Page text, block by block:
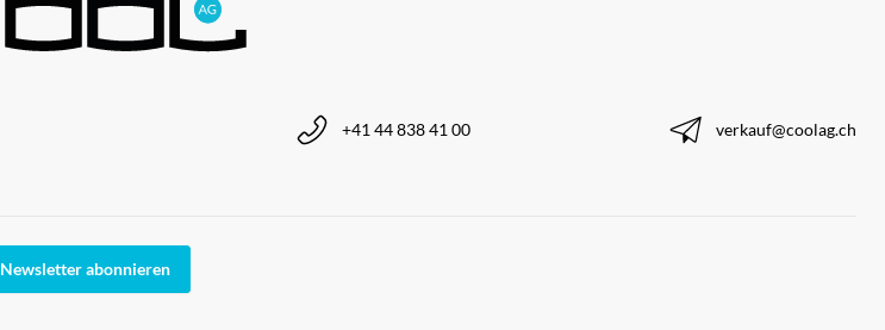
+41 44 838 41 00 verkauf@coolag.ch
Newsletter abonnieren